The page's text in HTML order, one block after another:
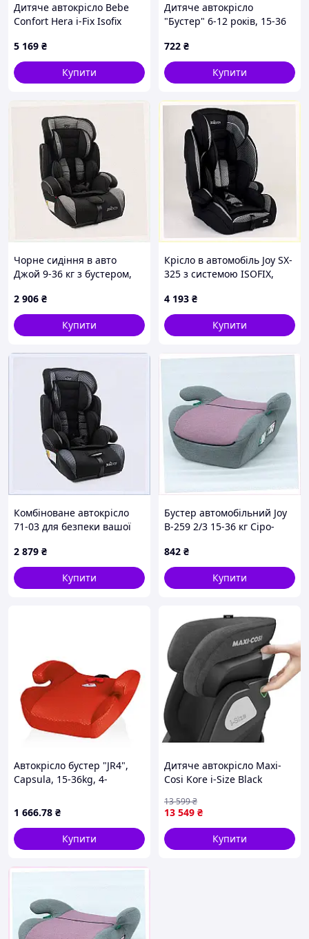
Дитяче автокрісло Bebe
Confort Hera i-Fix Isofix
5 169 ₴
Купити
Дитяче автокрісло
"Бустер" 6-12 років, 15-36
(пінопласт) чорний
722 ₴
Купити
Чорне сидіння в авто
Джой 9-36 кг з бустером,
2 906 ₴
Купити
Крісло в автомобіль Joy SX-
325 з системою ISOFIX,
4 193 ₴
Купити
Комбіноване автокрісло
71-03 для безпеки вашої
2 879 ₴
Купити
Бустер автомобільний Joy
B-259 2/3 15-36 кг Сіро-
900E405A3
842 ₴
Купити
Автокрісло бустер "JR4",
Capsula, 15-36kg, 4-
1 666.78 ₴
Купити
Дитяче автокрісло Maxi-
Cosi Kore i-Size Black
13 549 ₴
13 599₴
Купити